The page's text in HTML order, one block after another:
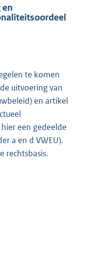
te komen
uitvoering van
en artikel
een gedeelde
a en d VWEU).
rechtsbasis.